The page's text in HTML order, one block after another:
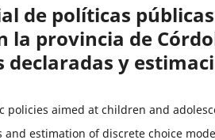
de políticas
la provincia de
declaradas y
policies aimed at children and
and estimation of discrete choice